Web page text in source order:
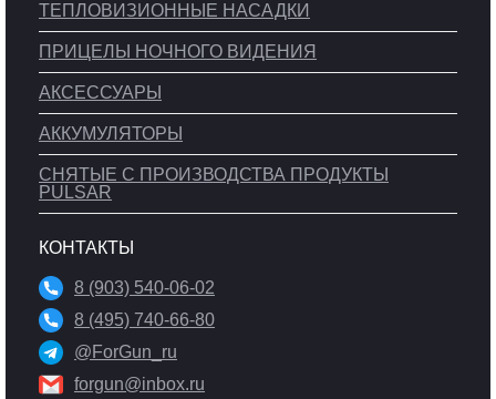
ТЕПЛОВИЗИОННЫЕ НАСАДКИ
ПРИЦЕЛЫ НОЧНОГО ВИДЕНИЯ
АКСЕССУАРЫ
АККУМУЛЯТОРЫ
СНЯТЫЕ С ПРОИЗВОДСТВА ПРОДУКТЫ
PULSAR
КОНТАКТЫ
8 (903) 540-06-02
8 (495) 740-66-80
@ForGun_ru
forgun@inbox.ru